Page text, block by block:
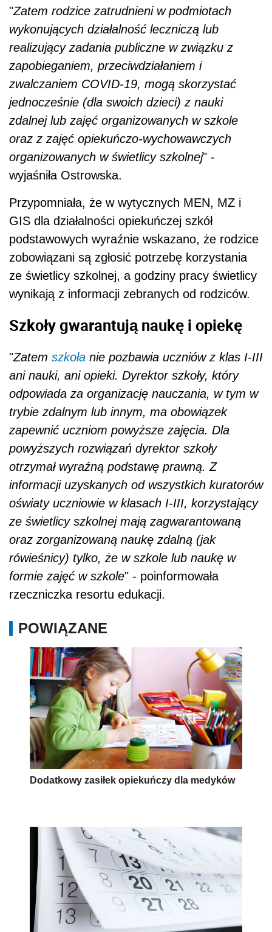
"Zatem rodzice zatrudnieni w podmiotach
wykonujących działalność leczniczą lub
realizujący zadania publiczne w związku z
zapobieganiem, przeciwdziałaniem i
zwalczaniem COVID-19, mogą skorzystać
jednocześnie (dla swoich dzieci) z nauki
zdalnej lub zajęć organizowanych w szkole
oraz z zajęć opiekuńczo-wychowawczych
organizowanych w świetlicy szkolnej" -
wyjaśniła Ostrowska.
Przypomniała, że w wytycznych MEN, MZ i
GIS dla działalności opiekuńczej szkół
podstawowych wyraźnie wskazano, że rodzice
zobowiązani są zgłosić potrzebę korzystania
ze świetlicy szkolnej, a godziny pracy świetlicy
wynikają z informacji zebranych od rodziców.
Szkoły gwarantują naukę i opiekę
"Zatem szkoła nie pozbawia uczniów z klas I-III
ani nauki, ani opieki. Dyrektor szkoły, który
odpowiada za organizację nauczania, w tym w
trybie zdalnym lub innym, ma obowiązek
zapewnić uczniom powyższe zajęcia. Dla
powyższych rozwiązań dyrektor szkoły
otrzymał wyraźną podstawę prawną. Z
informacji uzyskanych od wszystkich kuratorów
oświaty uczniowie w klasach I-III, korzystający
ze świetlicy szkolnej mają zagwarantowaną
oraz zorganizowaną naukę zdalną (jak
rówieśnicy) tylko, że w szkole lub naukę w
formie zajęć w szkole" - poinformowała
rzeczniczka resortu edukacji.
POWIĄZANE
Dodatkowy zasiłek opiekuńczy dla medyków